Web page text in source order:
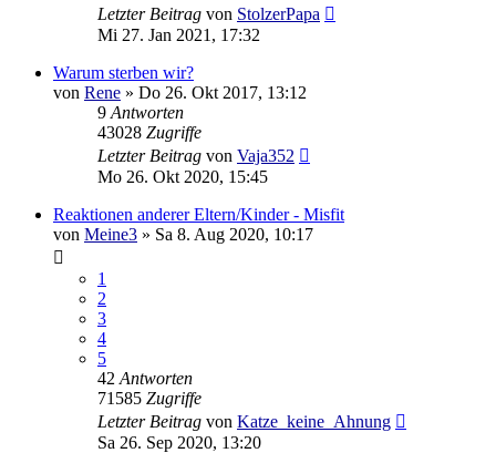
Letzter Beitrag von StolzerPapa
Mi 27. Jan 2021, 17:32
Warum sterben wir?
von Rene » Do 26. Okt 2017, 13:12
9 Antworten
43028 Zugriffe
Letzter Beitrag von Vaja352
Mo 26. Okt 2020, 15:45
Reaktionen anderer Eltern/Kinder - Misfit
von Meine3 » Sa 8. Aug 2020, 10:17
1
2
3
4
5
42 Antworten
71585 Zugriffe
Letzter Beitrag von Katze_keine_Ahnung
Sa 26. Sep 2020, 13:20